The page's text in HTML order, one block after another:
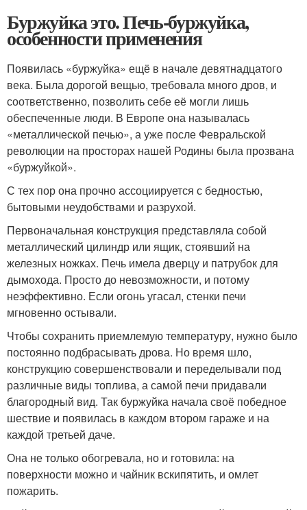
Буржуйка это. Печь-буржуйка,
особенности применения
Появилась «буржуйка» ещё в начале девятнадцатого
века. Была дорогой вещью, требовала много дров, и
соответственно, позволить себе её могли лишь
обеспеченные люди. В Европе она называлась
«металлической печью», а уже после Февральской
революции на просторах нашей Родины была прозвана
«буржуйкой».
С тех пор она прочно ассоциируется с бедностью,
бытовыми неудобствами и разрухой.
Первоначальная конструкция представляла собой
металлический цилиндр или ящик, стоявший на
железных ножках. Печь имела дверцу и патрубок для
дымохода. Просто до невозможности, и потому
неэффективно. Если огонь угасал, стенки печи
мгновенно остывали.
Чтобы сохранить приемлемую температуру, нужно было
постоянно подбрасывать дрова. Но время шло,
конструкцию совершенствовали и переделывали под
различные виды топлива, а самой печи придавали
благородный вид. Так буржуйка начала своё победное
шествие и появилась в каждом втором гараже и на
каждой третьей даче.
Она не только обогревала, но и готовила: на
поверхности можно и чайник вскипятить, и омлет
пожарить.